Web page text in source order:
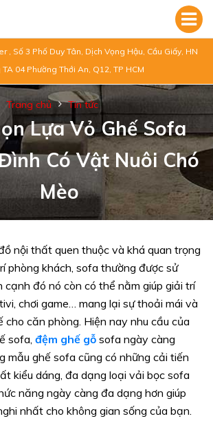
, Số 3 Phố Duy Tân, Dịch Vọng Hậu, Cầu Giấy, HN
04 Phường Thới An, Q12, TP HCM
Trang chủ Tin tức
Lựa Vỏ Ghế Sofa
Có Vật Nuôi Chó
Mèo
nội thất quen thuộc và khá quan trọng
phòng khách, sofa thường được sử
cạnh đó nó còn có thể nằm giúp giải trí
chơi game… mang lại sự thoải mái và
cho căn phòng. Hiện nay nhu cầu của
sofa, đệm ghế gỗ sofa ngày càng
mẫu ghế sofa cũng có những cải tiến
kiểu dáng, đa dạng loại vải bọc sofa
năng ngày càng đa dạng hơn giúp
nhất cho không gian sống của bạn.